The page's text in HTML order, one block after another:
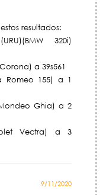
resultados:
320i)
a 39s561
Romeo 155) a 1
Ghia) a 2
Vectra) a 3
9/11/2020